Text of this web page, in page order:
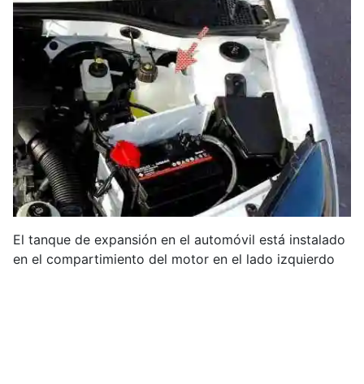
El tanque de expansión en el automóvil está instalado
en el compartimiento del motor en el lado izquierdo